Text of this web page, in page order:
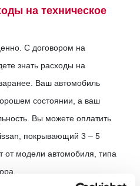
на техническое
С договором на
знать расходы на
Ваш автомобиль
состоянии, а ваш
Вы можете оплатить
покрывающий 3 – 5
от модели автомобиля, типа